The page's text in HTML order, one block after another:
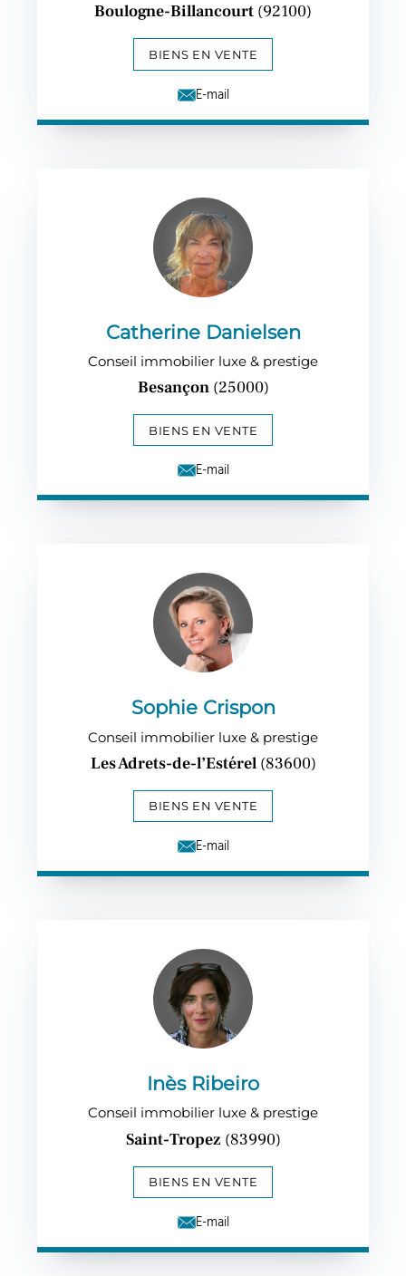
Boulogne-Billancourt (92100)
BIENS EN VENTE
E-mail
Catherine Danielsen
Conseil immobilier luxe & prestige
Besançon (25000)
BIENS EN VENTE
E-mail
Sophie Crispon
Conseil immobilier luxe & prestige
Les Adrets-de-l’Estérel (83600)
BIENS EN VENTE
E-mail
Inès Ribeiro
Conseil immobilier luxe & prestige
Saint-Tropez (83990)
BIENS EN VENTE
E-mail